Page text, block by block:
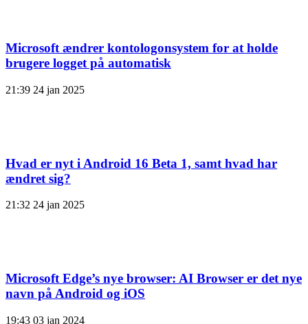
Microsoft ændrer kontologonsystem for at holde
brugere logget på automatisk
21:39 24 jan 2025
Hvad er nyt i Android 16 Beta 1, samt hvad har
ændret sig?
21:32 24 jan 2025
Microsoft Edge’s nye browser: AI Browser er det nye
navn på Android og iOS
19:43 03 jan 2024